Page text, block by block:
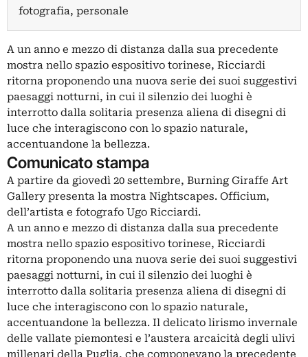
fotografia, personale
A un anno e mezzo di distanza dalla sua precedente
mostra nello spazio espositivo torinese, Ricciardi
ritorna proponendo una nuova serie dei suoi suggestivi
paesaggi notturni, in cui il silenzio dei luoghi è
interrotto dalla solitaria presenza aliena di disegni di
luce che interagiscono con lo spazio naturale,
accentuandone la bellezza.
Comunicato stampa
A partire da giovedì 20 settembre, Burning Giraffe Art
Gallery presenta la mostra Nightscapes. Officium,
dell’artista e fotografo Ugo Ricciardi.
A un anno e mezzo di distanza dalla sua precedente
mostra nello spazio espositivo torinese, Ricciardi
ritorna proponendo una nuova serie dei suoi suggestivi
paesaggi notturni, in cui il silenzio dei luoghi è
interrotto dalla solitaria presenza aliena di disegni di
luce che interagiscono con lo spazio naturale,
accentuandone la bellezza. Il delicato lirismo invernale
delle vallate piemontesi e l’austera arcaicità degli ulivi
millenari della Puglia, che componevano la precedente